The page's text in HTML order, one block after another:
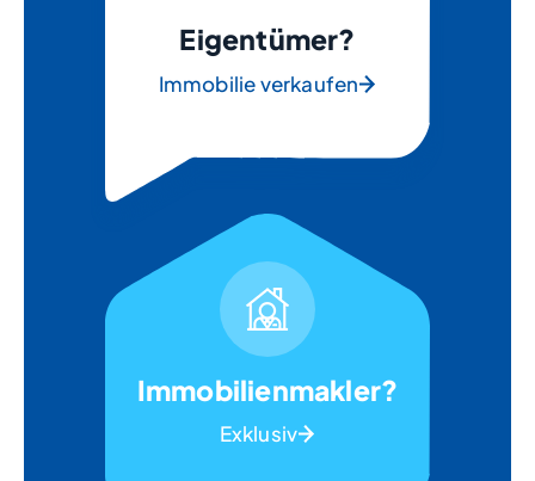
Eigentümer?
Immobilie verkaufen
Immobilienmakler?
Exklusiv